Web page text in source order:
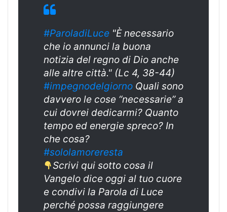
#ParoladiLuce "È necessario
che io annunci la buona
notizia del regno di Dio anche
alle altre città." (Lc 4, 38-44)
#impegnodelgiorno Quali sono
davvero le cose “necessarie” a
cui dovrei dedicarmi? Quanto
tempo ed energie spreco? In
che cosa?
#sololamoreresta
Scrivi qui sotto cosa il
Vangelo dice oggi al tuo cuore
e condivi la Parola di Luce
perché possa raggiungere